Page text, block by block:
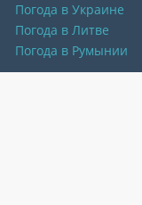
Погода в Украине
Погода в Литве
Погода в Румынии